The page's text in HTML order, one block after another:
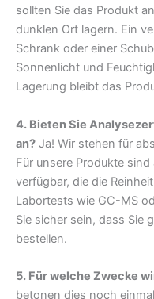
sollten Sie das Produkt
dunklen Ort lagern. Ein
Schrank oder einer
Sonnenlicht und
Lagerung bleibt das
4. Bieten Sie
an? Ja! Wir stehen für
Für unsere Produkte
verfügbar, die die
Labortests wie GC-MS
Sie sicher sein, dass Sie
bestellen.
5. Für welche Zwecke
betonen dies noch